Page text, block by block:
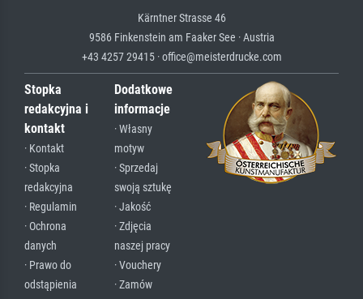
Kärntner Strasse 46
9586 Finkenstein am Faaker See · Austria
+43 4257 29415 · office@meisterdrucke.com
Stopka
redakcyjna i
kontakt
· Kontakt
· Stopka
redakcyjna
· Regulamin
· Ochrona
danych
· Prawo do
odstąpienia
Dodatkowe
informacje
· Własny
motyw
· Sprzedaj
swoją sztukę
· Jakość
· Zdjęcia
naszej pracy
· Vouchery
· Zamów